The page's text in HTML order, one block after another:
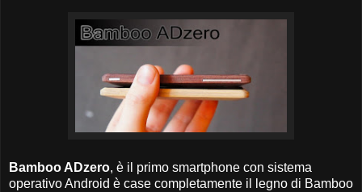
Bamboo ADzero, è il primo smartphone con sistema
operativo Android è case completamente il legno di Bamboo